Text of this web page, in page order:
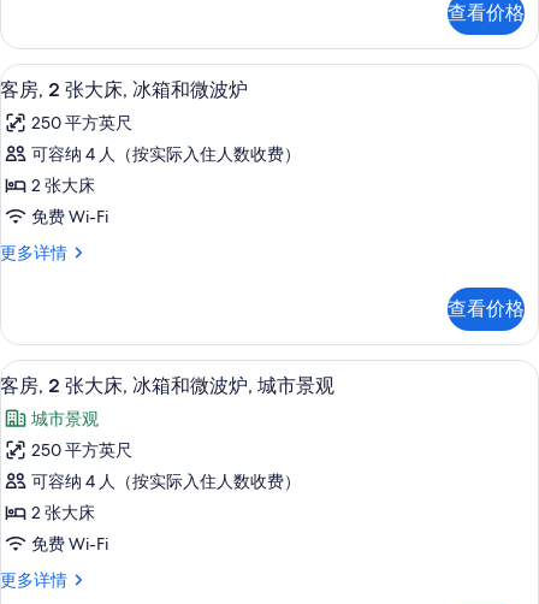
的
所
有
照
片
多
信
息
床,
冰
箱
和
微
波
炉,
转
所
有
照
片
特
大
床,
箱
和
波
炉,
角
息
查看价格
显
示
客
房,
2
张
大
冰
箱
和
微
波
炉
的
所
有
客房内保险箱、笔记本电脑工作区、
7
客房, 2 张大床, 冰箱和微波炉
250 平方英尺
可容纳 4 人（按实际入住人数收费）
2 张大床
免费 Wi-Fi
更多详情
客
大
床,
冰
和
微
波
炉
更
多
信
息
查看价格
显
示
客
房,
2
张
大
床,
7
客房, 2 张大床, 冰箱和微波炉, 城市景观
城市景观
250 平方英尺
可容纳 4 人（按实际入住人数收费）
2 张大床
免费 Wi-Fi
更多详情
客